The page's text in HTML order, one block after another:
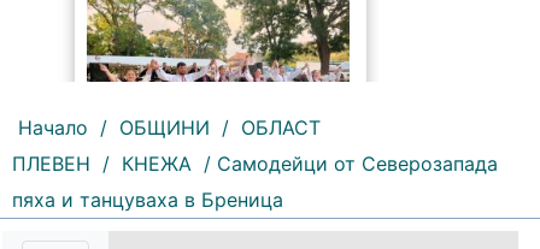
71 | 2026-08-07 09:25:36
Песни, танци, пъстри носии и
традиционни вкусове събраха
жители и гости на общината във
фолклорната вечер на Панаирни
Начало / ОБЩИНИ / ОБЛАСТ
ПЛЕВЕН / КНЕЖА / Самодейци от Северозапада
пяха и танцуваха в Бреница